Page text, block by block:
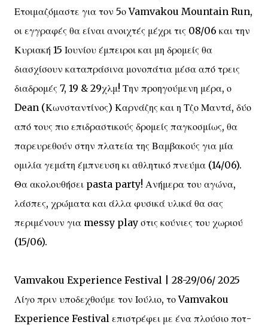
Ετοιμαζόμαστε για τον 5ο Vamvakou Mountain Run,
οι εγγραφές θα είναι ανοιχτές μέχρι τις 08/06 και την
Κυριακή 15 Ιουνίου έμπειροι και μη δρομείς θα
διασχίσουν καταπράσινα μονοπάτια μέσα από τρεις
διαδρομές 7, 19 & 29χλμ! Την προηγούμενη μέρα, ο
Dean (Κωνσταντίνος) Καρνάζης και η Τζο Μαντά, δύο
από τους πιο επιδραστικούς δρομείς παγκοσμίως, θα
παρευρεθούν στην πλατεία της Βαμβακούς για μία
ομιλία γεμάτη έμπνευση κι αθλητικό πνεύμα (14/06).
Θα ακολουθήσει pasta party! Ανήμερα του αγώνα,
λάσπες, χρώματα και άλλα φυσικά υλικά θα σας
περιμένουν για messy play στις κούνιες του χωριού
(15/06).
Vamvakou Experience Festival | 28-29/06/ 2025
Λίγο πριν υποδεχθούμε τον Ιούλιο, το Vamvakou
Experience Festival επιστρέφει με ένα πλούσιο ποτ-